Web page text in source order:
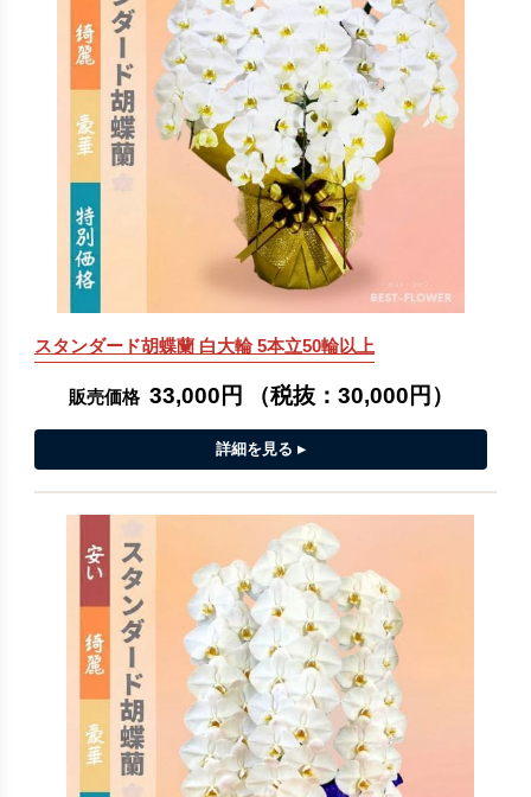
スタンダード胡蝶蘭 白大輪 5本立50輪以上
販売価格 33,000円 （税抜： 30,000円 ）